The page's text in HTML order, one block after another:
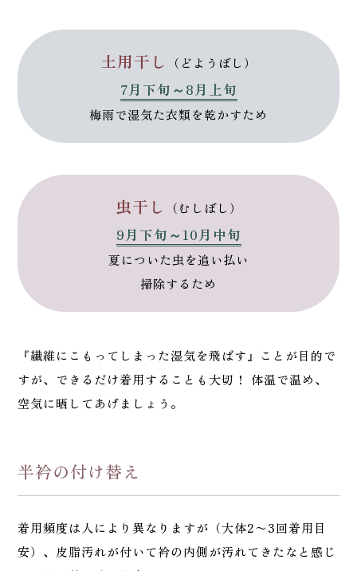
土用干し （どようぼし）
7月下旬～8月上旬
梅雨で湿気た衣類を乾かすため
虫干し （むしぼし）
9月下旬～10月中旬
夏についた虫を追い払い
掃除するため
『繊維にこもってしまった湿気を飛ばす』ことが目的で
すが、できるだけ着用することも大切！ 体温で温め、
空気に晒してあげましょう。
半衿の付け替え
着用頻度は人により異なりますが（大体2〜3回着用目
安）、皮脂汚れが付いて衿の内側が汚れてきたなと感じ